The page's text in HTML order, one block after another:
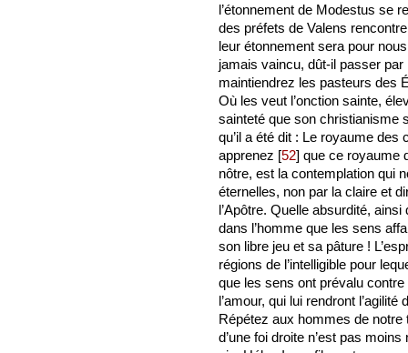
l’étonnement de Modestus se
des préfets de Valens
leur étonnement sera pour
jamais vaincu, dût-il passer
maintiendrez les pasteurs des
Où les veut l’onction sainte,
sainteté que son christianisme
qu’il a été dit : Le royaume des
apprenez [52] que ce royaume
nôtre, est la contemplation qui
éternelles, non par la claire et
l’Apôtre. Quelle absurdité,
dans l’homme que les sens
son libre jeu et sa pâture !
régions de l’intelligible pour
que les sens ont prévalu
l’amour, qui lui rendront
Répétez aux hommes de notre
d’une foi droite n’est pas